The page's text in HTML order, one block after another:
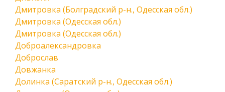
Дмитровка (Болградский р-н., Одесская обл.)
Дмитровка (Одесская обл.)
Дмитровка (Одесская обл.)
Доброалександровка
Доброслав
Довжанка
Долинка (Саратский р-н., Одесская обл.)